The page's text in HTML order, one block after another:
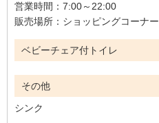
営業時間： 7:00～22:00
販売場所： ショッピングコーナー
ベビーチェア付トイレ
その他
シンク